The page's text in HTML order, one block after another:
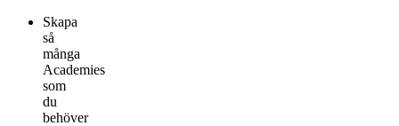
Skapa
så
många
Academies
som
du
behöver